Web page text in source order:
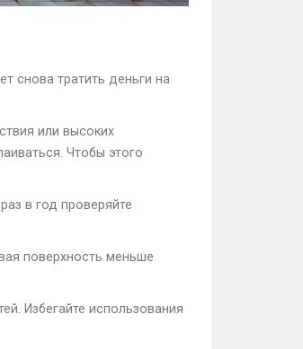
снова тратить деньги на
или высоких
Чтобы этого
в год проверяйте
поверхность меньше
Избегайте использования